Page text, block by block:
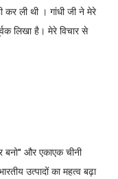
कर ली थी । गांधी जी ने मेरे
लिखा है। मेरे विचार से
बनो" और एकाएक चीनी
उत्पादों का महत्व बढ़ा